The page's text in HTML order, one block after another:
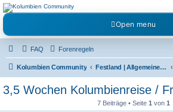
Kolumbienforum - Das
grosse Forum der
Freunde Kolumbiens
Reisen, Auswandern, Kultur, Politik, Geschichte und
Austausch, Erfahrungen und Gemeinschaft im
Open menu
FAQ Forenregeln
Kolumbien Community Festland | Allgemeine Fragen
3,5 Wochen Kolumbienreise /
7 Beiträge • Seite 1 von 1